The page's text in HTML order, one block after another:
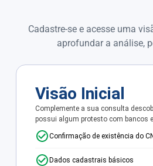
Cadastre-se e acesse uma
aprofundar a análise,
Visão Inicial
Complemente a sua consulta
possui algum protesto com bancos
Confirmação de existência do
Dados cadastrais básicos